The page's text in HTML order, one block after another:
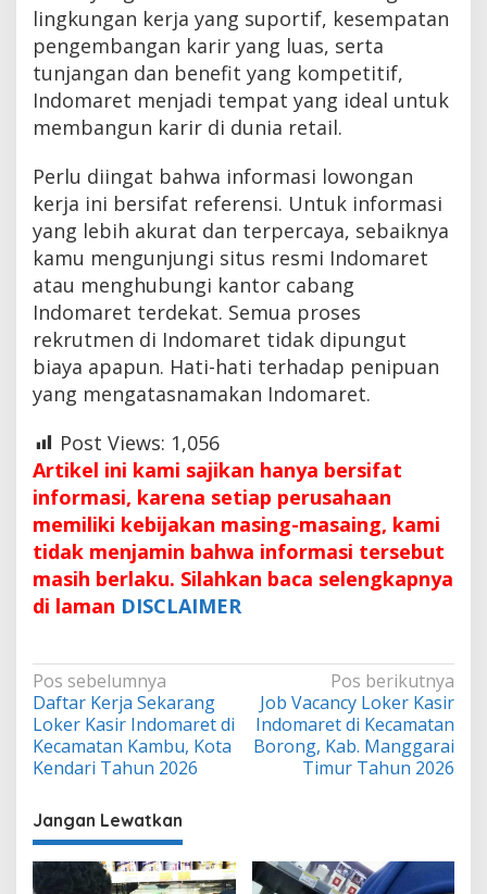
lingkungan kerja yang suportif, kesempatan
pengembangan karir yang luas, serta
tunjangan dan benefit yang kompetitif,
Indomaret menjadi tempat yang ideal untuk
membangun karir di dunia retail.
Perlu diingat bahwa informasi lowongan
kerja ini bersifat referensi. Untuk informasi
yang lebih akurat dan terpercaya, sebaiknya
kamu mengunjungi situs resmi Indomaret
atau menghubungi kantor cabang
Indomaret terdekat. Semua proses
rekrutmen di Indomaret tidak dipungut
biaya apapun. Hati-hati terhadap penipuan
yang mengatasnamakan Indomaret.
Post Views: 1,056
Artikel ini kami sajikan hanya bersifat
informasi, karena setiap perusahaan
memiliki kebijakan masing-masaing, kami
tidak menjamin bahwa informasi tersebut
masih berlaku. Silahkan baca selengkapnya
di laman DISCLAIMER
Navigasi
pos
Pos sebelumnya
Daftar Kerja Sekarang
Loker Kasir Indomaret di
Kecamatan Kambu, Kota
Kendari Tahun 2026
Pos berikutnya
Job Vacancy Loker Kasir
Indomaret di Kecamatan
Borong, Kab. Manggarai
Timur Tahun 2026
Jangan Lewatkan